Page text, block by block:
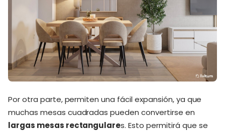
Por otra parte, permiten una fácil expansión, ya que
muchas mesas cuadradas pueden convertirse en
largas mesas rectangulares. Esto permitirá que se